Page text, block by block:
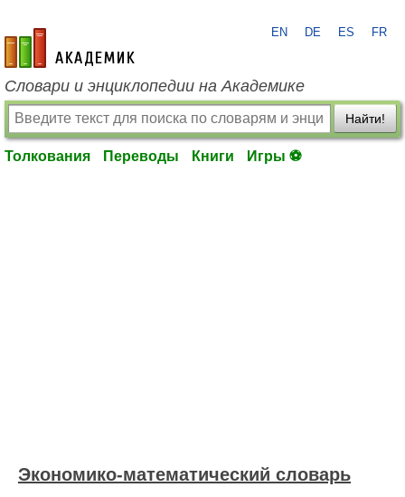
academic.ru
EN DE ES FR
Словари и энциклопедии на Академике
Найти!
Толкования Переводы Книги Игры ⚽
Экономико-математический словарь